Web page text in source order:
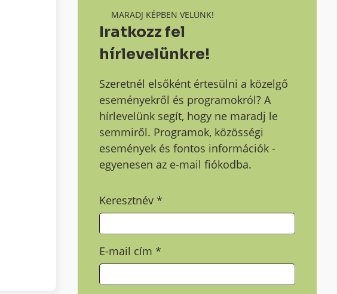
MARADJ KÉPBEN VELÜNK!
Iratkozz fel
hírlevelünkre!
Szeretnél elsőként értesülni a közelgő
eseményekről és programokról? A
hírlevelünk segít, hogy ne maradj le
semmiről. Programok, közösségi
események és fontos információk -
egyenesen az e-mail fiókodba.
Keresztnév*
E-mail cím*